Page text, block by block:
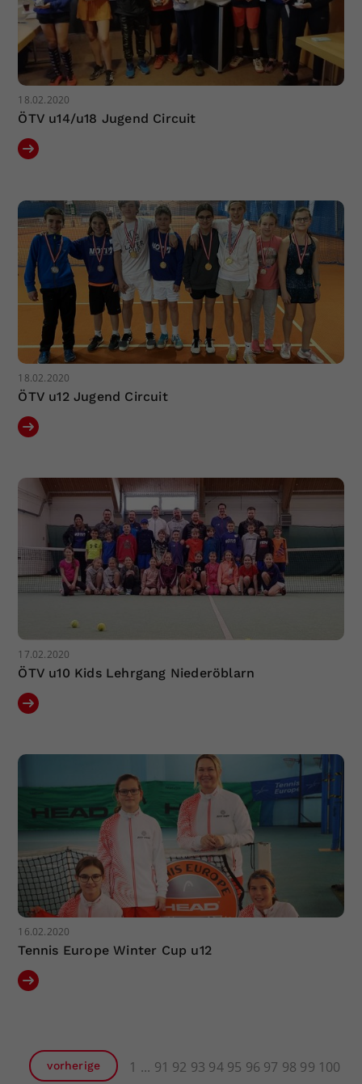
18.02.2020
ÖTV u14/u18 Jugend Circuit
18.02.2020
ÖTV u12 Jugend Circuit
17.02.2020
ÖTV u10 Kids Lehrgang Niederöblarn
16.02.2020
Tennis Europe Winter Cup u12
vorherige 1 91 92 93 94 95 96 97 98 99 100